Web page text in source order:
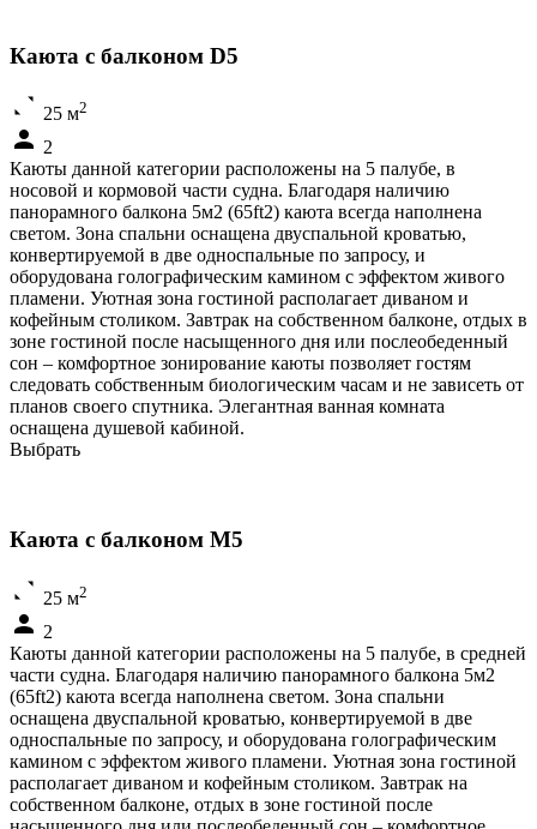
Каюта с балконом D5
25 м2
2
Каюты данной категории расположены на 5 палубе, в
носовой и кормовой части судна. Благодаря наличию
панорамного балкона 5м2 (65ft2) каюта всегда наполнена
светом. Зона спальни оснащена двуспальной кроватью,
конвертируемой в две односпальные по запросу, и
оборудована голографическим камином с эффектом живого
пламени. Уютная зона гостиной располагает диваном и
кофейным столиком. Завтрак на собственном балконе, отдых в
зоне гостиной после насыщенного дня или послеобеденный
сон – комфортное зонирование каюты позволяет гостям
следовать собственным биологическим часам и не зависеть от
планов своего спутника. Элегантная ванная комната
оснащена душевой кабиной.
Выбрать
Каюта с балконом М5
25 м2
2
Каюты данной категории расположены на 5 палубе, в средней
части судна. Благодаря наличию панорамного балкона 5м2
(65ft2) каюта всегда наполнена светом. Зона спальни
оснащена двуспальной кроватью, конвертируемой в две
односпальные по запросу, и оборудована голографическим
камином с эффектом живого пламени. Уютная зона гостиной
располагает диваном и кофейным столиком. Завтрак на
собственном балконе, отдых в зоне гостиной после